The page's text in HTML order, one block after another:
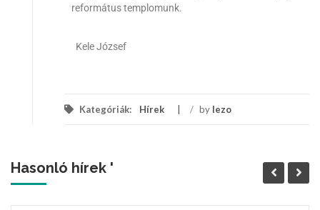
református templomunk.
Kele József
Kategóriák: Hírek / by lezo
Hasonló hírek '